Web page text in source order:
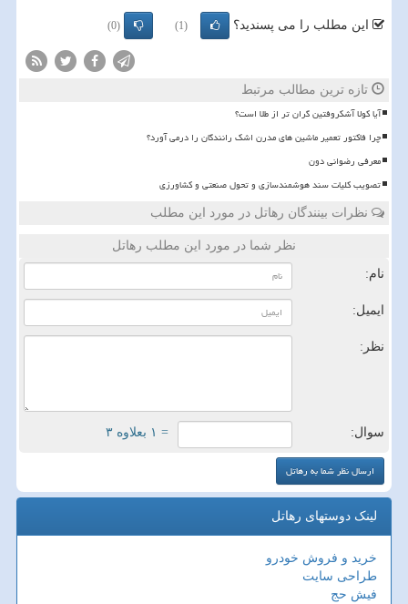
این مطلب را می پسندید؟ (1)
(0)
تازه ترین مطالب مرتبط
آیا کولا آشکروفتین گران تر از طلا است؟
چرا فاکتور تعمیر ماشین های مدرن اشک رانندگان را درمی آورد؟
معرفی رضوانی دون
تصویب کلیات سند هوشمندسازی و تحول صنعتی و کشاورزی
نظرات بینندگان رهاتل در مورد این مطلب
نظر شما در مورد این مطلب رهاتل
نام:
ایمیل:
نظر:
سوال: = ۱ بعلاوه ۳
لینک دوستهای رهاتل
خرید و فروش خودرو
طراحی سایت
فیش حج